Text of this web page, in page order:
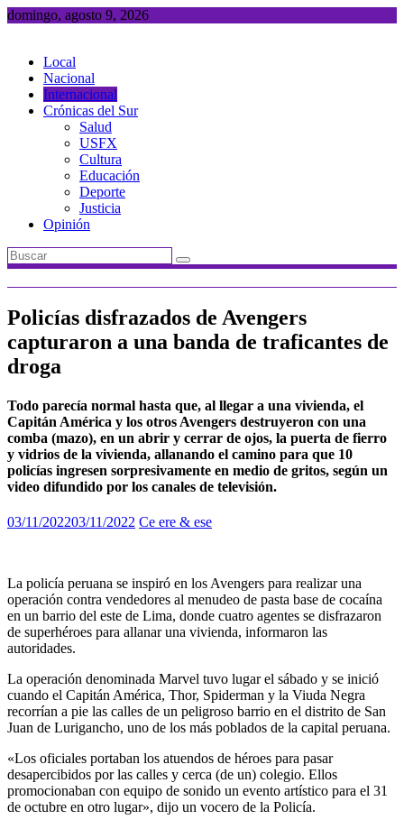
Saltar
domingo, agosto 9, 2026
Local
Nacional
Internacional
Crónicas del Sur
Salud
USFX
Cultura
Educación
Deporte
Justicia
Opinión
Policías disfrazados de Avengers
capturaron a una banda de traficantes de
droga
Todo parecía normal hasta que, al llegar a una vivienda, el
Capitán América y los otros Avengers destruyeron con una
comba (mazo), en un abrir y cerrar de ojos, la puerta de fierro
y vidrios de la vivienda, allanando el camino para que 10
policías ingresen sorpresivamente en medio de gritos, según un
video difundido por los canales de televisión.
03/11/202203/11/2022 Ce ere & ese
La policía peruana se inspiró en los Avengers para realizar una
operación contra vendedores al menudeo de pasta base de cocaína
en un barrio del este de Lima, donde cuatro agentes se disfrazaron
de superhéroes para allanar una vivienda, informaron las
autoridades.
La operación denominada Marvel tuvo lugar el sábado y se inició
cuando el Capitán América, Thor, Spiderman y la Viuda Negra
recorrían a pie las calles de un peligroso barrio en el distrito de San
Juan de Lurigancho, uno de los más poblados de la capital peruana.
«Los oficiales portaban los atuendos de héroes para pasar
desapercibidos por las calles y cerca (de un) colegio. Ellos
promocionaban con equipo de sonido un evento artístico para el 31
de octubre en otro lugar», dijo un vocero de la Policía.